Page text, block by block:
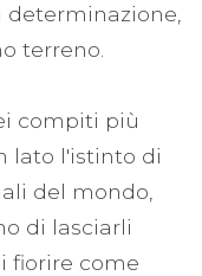
terreno.
compiti più
lato l'istinto di
del mondo,
di lasciarli
fiorire come